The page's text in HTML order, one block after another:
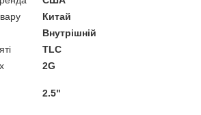
Китай
Внутрішній
TLC
2G
2.5"